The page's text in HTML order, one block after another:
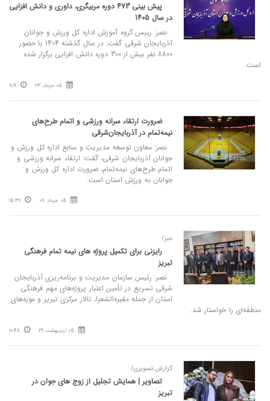
پیش بینی 473 دوره مربیگری، داوری و دانش افزایی
در سال 1405
نصر: رییس گروه آموزش اداره کل ورزش و جوانان
آذربایجان شرقی گفت: در سال گذشته 1404 با حضور
8800 نفر بیش از 300 دوره دانش افزایی برگزار شده
است.
05 خرداد 23 11:19
ضرورت ارتقاء سرانه ورزشی و اتمام طرح‌های
نیمه‌تمام در آذربایجان‌شرقی
نصر: معاون توسعه مدیریت و منابع اداره کل ورزش و
جوانان آذربایجان شرقی، گفت: ارتقاء سرانه ورزشی و
اتمام طرح‌های نیمه‌تمام، ضرورت اداره کل ورزش و
جوانان به ورزش استان است.
05 خرداد 07 15:36
خبر/
رایزنی برای تکمیل پروژه‌ های نیمه‌ تمام فرهنگی
تبریز
نصر: رئیس سازمان مدیریت و برنامه‌ریزی آذربایجان
شرقی تسریع در تأمین اعتبار پروژه‌های مهم فرهنگی
استان از جمله مقبره‌الشعرا، تالار مرکزی تبریز و موزه‌های
منطقه‌ای را خواستار شد.
05 اردیبهشت 29 10:48
گزارش تصویری/
تصاویر | همایش تجلیل از زوج‌ های جوان در
تبریز